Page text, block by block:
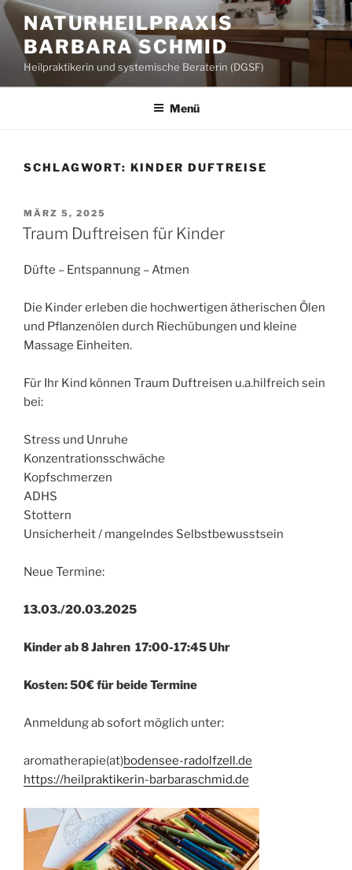
Zum
Inhalt
springen
NATURHEILPRAXIS
BARBARA SCHMID
Heilpraktikerin und systemische Beraterin (DGSF)
Menü
SCHLAGWORT: KINDER DUFTREISE
VERÖFFENTLICHT
AM
MÄRZ 5, 2025
Traum Duftreisen für Kinder
Düfte – Entspannung – Atmen
Die Kinder erleben die hochwertigen ätherischen Ölen
und Pflanzenölen durch Riechübungen und kleine
Massage Einheiten.
Für Ihr Kind können Traum Duftreisen u.a.hilfreich sein
bei:
Stress und Unruhe
Konzentrationsschwäche
Kopfschmerzen
ADHS
Stottern
Unsicherheit / mangelndes Selbstbewusstsein
Neue Termine:
13.03./20.03.2025
Kinder ab 8 Jahren 17:00-17:45 Uhr
Kosten: 50€ für beide Termine
Anmeldung ab sofort möglich unter:
aromatherapie(at)bodensee-radolfzell.de
https://heilpraktikerin-barbaraschmid.de